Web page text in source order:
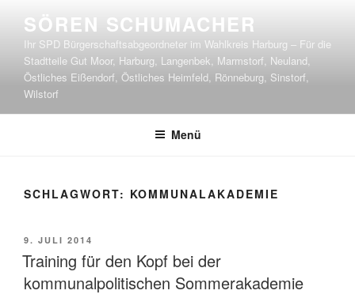
Inhalt
springen
SÖREN SCHUMACHER
Ihr SPD Bürgerschaftsabgeordneter im Wahlkreis Harburg – Für die
Stadtteile Gut Moor, Harburg, Langenbek, Marmstorf, Neuland,
Östliches Eißendorf, Östliches Heimfeld, Rönneburg, Sinstorf,
Wilstorf
Menü
SCHLAGWORT: KOMMUNALAKADEMIE
VERÖFFENTLICHT
AM
9. JULI 2014
Training für den Kopf bei der
kommunalpolitischen Sommerakademie